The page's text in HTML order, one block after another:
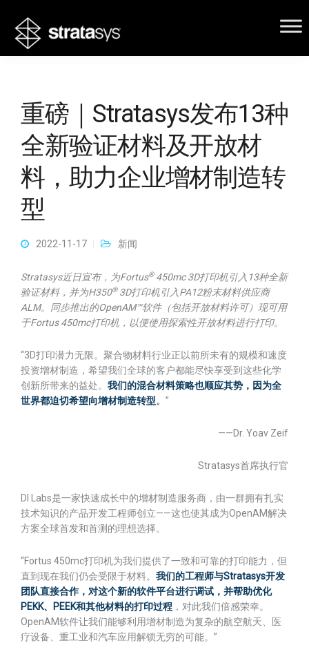
重磅｜Stratasys发布13种
全新验证材料及开放材
料，助力企业增材制造转
型
2022-11-17 新闻
Stratasys近日宣布，为Fortus®450mc 3D打印机引入13种全新
验证材料，并为H350®3D打印机引入PA12粉末材料供应商
ALM。同步推出的OpenAM™软件（包括开放材料许可）现可用
于Fortus 450mc打印机，以便使用探索性开放材料进行打印。
“3D打印潜力无限。聚合物材料行业正以前所未有的规模和速度
投资增材制造，希望我们全球的客户都能尽快享受到这些化学
创新所带来的益处。 我们的混合材料策略也顺应其势，因为全
世界都迫切希望向增材制造转型。 ”
——Dr. Yoav Zeif
Stratasys首席执行官
DI Labs是一家快速成长中的增材制造服务商，由一群拥有扎实
技术知识的产品开发工程师创立——这也使其成为OpenAM解决
方案全球首发和首测的理想选择。
“Fortus 450mc打印机为我们提供了一致和可靠的打印能力，但
直到现在我们仍会受限于材料。 我们的工程师与Stratasys开发
团队直接合作，对这个新的软件平台进行调试，并帮助优化
PEKK、PEEK和其他材料的打印过程 ，对此我们倍感荣幸。
OpenAM软件让我们能够利用增材制造为复杂的航空航天、医
疗设备、重工业和汽车应用解锁无穷的可能。”